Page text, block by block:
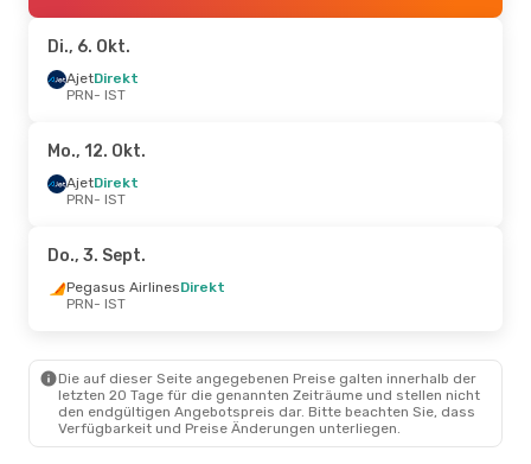
IST- PRN
So., 13. Sept.
Pegasus Airlines
IST - PRN
Pegasus Airlines
PRN- IST
AjetDirekt
IST- PRN
Do., 17. Sept.- So., 20. Sept.
AjetDirekt
PRN- IST
AjetDirekt
IST - PRN
Di., 6. Okt.
AjetDirekt
PRN- IST
Mo., 12. Okt.
AjetDirekt
PRN- IST
Do., 3. Sept.
Pegasus AirlinesDirekt
PRN- IST
Die auf dieser Seite angegebenen Preise galten innerhalb der
letzten 20 Tage für die genannten Zeiträume und stellen nicht
den endgültigen Angebotspreis dar. Bitte beachten Sie, dass
Verfügbarkeit und Preise Änderungen unterliegen.